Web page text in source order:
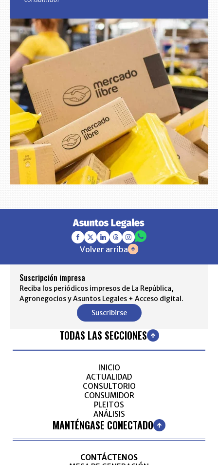
Volver arriba
Suscripción impresa
Reciba los periódicos impresos de La República,
Agronegocios y Asuntos Legales + Acceso digital.
Suscribirse
TODAS LAS SECCIONES
INICIO
ACTUALIDAD
CONSULTORIO
CONSUMIDOR
PLEITOS
ANÁLISIS
MANTÉNGASE CONECTADO
CONTÁCTENOS